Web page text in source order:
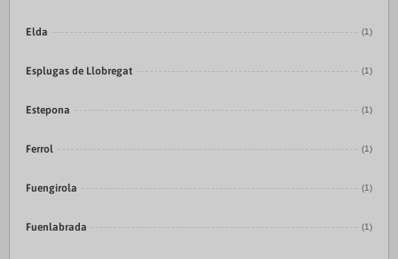
Elda (1)
Esplugas de Llobregat (1)
Estepona (1)
Ferrol (1)
Fuengirola (1)
Fuenlabrada (1)